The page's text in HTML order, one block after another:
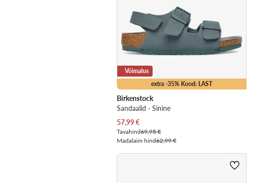
extra -35% Kood: LAST
Võimalus
Birkenstock
Sandaalid · Sinine
Praegune hind
57,99€
Tavahind69,95 €
Madalaim hind62,99 €